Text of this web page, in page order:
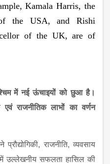
Kamala Harris, the
the USA, and Rishi
of the UK, are of
में नई ऊंचाइयों को छुआ है।
राजनीतिक लाभों का वर्णन
राजनीति, व्यवसाय
में उल्लेखनीय सफलता हासिल की